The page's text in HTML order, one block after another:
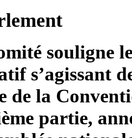
souligne
s’agissant
de la
partie,